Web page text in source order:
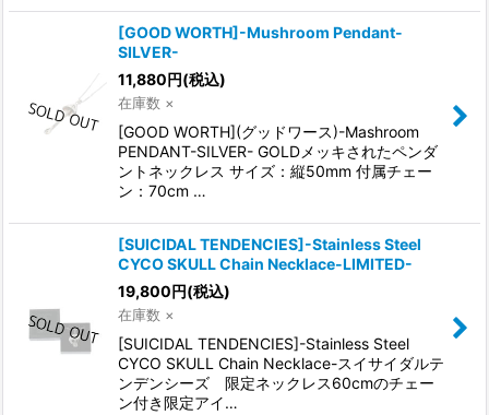
[GOOD WORTH]-Mushroom Pendant-
SILVER-
11,880円(税込)
在庫数 ×
[GOOD WORTH](グッドワース)-Mashroom
PENDANT-SILVER- GOLDメッキされたペンダ
ントネックレス サイズ：縦50mm 付属チェー
ン：70cm …
[SUICIDAL TENDENCIES]-Stainless Steel
CYCO SKULL Chain Necklace-LIMITED-
19,800円(税込)
在庫数 ×
[SUICIDAL TENDENCIES]-Stainless Steel
CYCO SKULL Chain Necklace-スイサイダルテ
ンデンシーズ 限定ネックレス60cmのチェー
ン付き限定アイ…